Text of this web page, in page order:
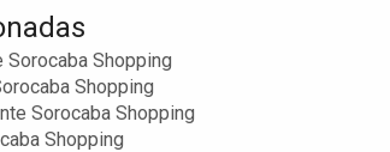
Sorocaba Shopping
Shopping
Sorocaba Shopping
Shopping